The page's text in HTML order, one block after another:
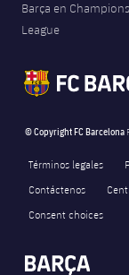
Barça en Champions
League
© Copyright FC Barcelona
Términos legales
Contáctenos
Consent choices